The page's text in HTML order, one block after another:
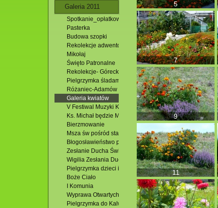
Galeria 2011
Spotkanie_opłatkowe
Pasterka
Budowa szopki
Rekolekcje adwentowe i Roraty
Mikołaj
Święto Patronalne
Rekolekcje- Górecko
Pielgrzymka śladami Bożego Miłosierdzia
Różaniec-Adamów
Galeria kwiatów
V Festiwal Muzyki Kameralnej
Ks. Michał będzie Misjonarzem
Bierzmowanie
Msza św pośród stawów
Błogosławieństwo pól
Zesłanie Ducha Świętego
Wigilia Zesłania Ducha Św.
Pielgrzymka dzieci i młodzieży
Boże Ciało
I Komunia
Wyprawa Otwartych Oczu
Pielgrzymka do Kalwarii Pacławskiej
5
7
9
11